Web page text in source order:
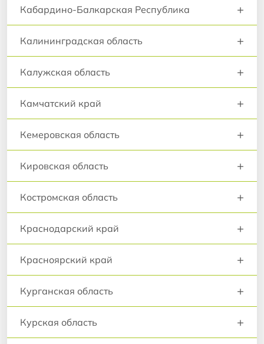
Кабардино-Балкарская Республика +
Калининградская область +
Калужская область +
Камчатский край +
Кемеровская область +
Кировская область +
Костромская область +
Краснодарский край +
Красноярский край +
Курганская область +
Курская область +